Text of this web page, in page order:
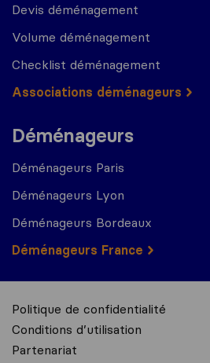
Devis déménagement
Volume déménagement
Checklist déménagement
Associations déménageurs
Déménageurs
Déménageurs Paris
Déménageurs Lyon
Déménageurs Bordeaux
Déménageurs France
Politique de confidentialité
Conditions d’utilisation
Partenariat